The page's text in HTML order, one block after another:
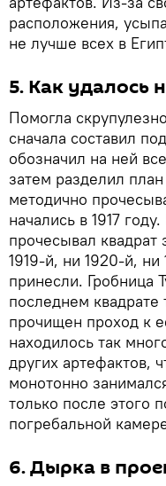
расположения,
не лучше всех в
5. Как удалось
Помогла
сначала составил
обозначил на ней
затем разделил
методично
начались в 1917
прочесывал квадрат
1919-й, ни 1920-й, ни
принесли. Гробница
последнем квадрате
прочищен проход к
находилось так
других артефактов,
монотонно
только после этого
погребальной
6. Дырка в